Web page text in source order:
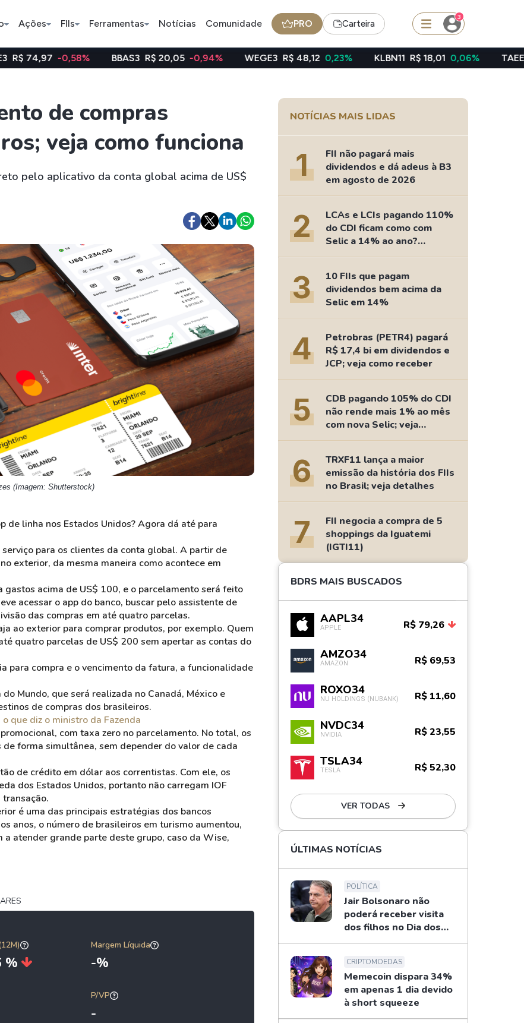
Ações FIIs Ferramentas Notícias Comunidade PRO Carteira
3
Ação
Bradesco
BDR
JBS
FII
TRXF11 Dividendos
SMAL11
HASH11
GOLD11
XINA11
Ver todos
Amazon
Google
Meta
Coca-Cola
Ver todos
Criptomoedas
Bitcoin
Ethereum
Binance Coin - BNB
Dogecoin
Solana
Cardano
Ver todos
Ideias
Agenda de Dividendos
Radar do Dividendo Inteligente
As Ações Mais Buscadas
Guia do Iniciante
BBAS3 R$ 20,05 -0,94% WEGE3 R$ 48,12 0,23% KLBN11 R$ 18,01 0,06% TAEE11 R$ 39,49
de compras
veja como funciona
pelo aplicativo da conta global acima de US$
(Imagem: Shutterstock)
de linha nos Estados Unidos? Agora dá até para
serviço para os clientes da conta global. A partir de
exterior, da mesma maneira como acontece em
acima de US$ 100, e o parcelamento será feito
acessar o app do banco, buscar pelo assistente de
das compras em até quatro parcelas.
ao exterior para comprar produtos, por exemplo. Quem
quatro parcelas de US$ 200 sem apertar as contas do
para compra e o vencimento da fatura, a funcionalidade
Mundo, que será realizada no Canadá, México e
de compras dos brasileiros.
que diz o ministro da Fazenda
com taxa zero no parcelamento. No total, os
forma simultânea, sem depender do valor de cada
de crédito em dólar aos correntistas. Com ele, os
dos Estados Unidos, portanto não carregam IOF
transação.
é uma das principais estratégias dos bancos
anos, o número de brasileiros em turismo aumentou,
a atender grande parte deste grupo, caso da Wise,
%
Margem Líquida
-%
P/VP
-
NOTÍCIAS MAIS LIDAS
1
FII não pagará mais
dividendos e dá adeus à B3
em agosto de 2026
2
LCAs e LCIs pagando 110%
do CDI ficam como com
Selic a 14% ao ano?
Fizemos as contas
3
10 FIIs que pagam
dividendos bem acima da
Selic em 14%
4
Petrobras (PETR4) pagará
R$ 17,4 bi em dividendos e
JCP; veja como receber
5
CDB pagando 105% do CDI
não rende mais 1% ao mês
com nova Selic; veja
retorno
6
TRXF11 lança a maior
emissão da história dos FIIs
no Brasil; veja detalhes
7
FII negocia a compra de 5
shoppings da Iguatemi
(IGTI11)
BDRS MAIS BUSCADOS
AAPL34
APPLE R$ 79,26
AMZO34
AMAZON R$ 69,53
ROXO34
NU HOLDINGS (NUBANK) R$ 11,60
NVDC34
NVIDIA R$ 23,55
TSLA34
TESLA R$ 52,30
VER TODAS
ÚLTIMAS NOTÍCIAS
POLÍTICA
Jair Bolsonaro não
poderá receber visita
dos filhos no Dia dos
Pais
CRIPTOMOEDAS
Memecoin dispara 34%
em apenas 1 dia devido
à short squeeze